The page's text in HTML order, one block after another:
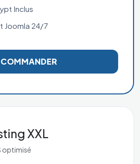
Inclus
Joomla 24/7
COMMANDER
XXL
optimisé